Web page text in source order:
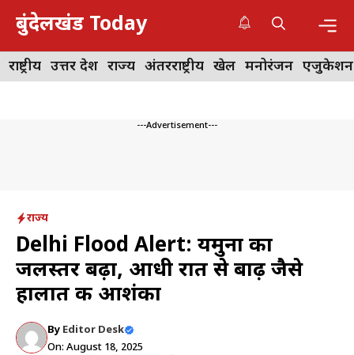
Skip
content
बुंदेलखंड Today
राष्ट्रीय उत्तर प्रदेश राज्य अंतरराष्ट्रीय खेल मनोरंजन एजुकेशन
---Advertisement---
राज्य
Delhi Flood Alert: यमुना का
जलस्तर बढ़ा, आधी रात से बाढ़ जैसे
हालात की आशंका
By Editor Desk
On: August 18, 2025